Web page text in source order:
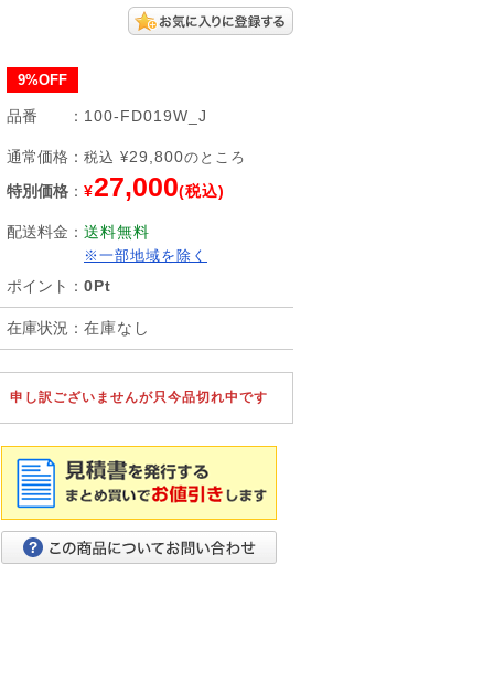
9%OFF
品番 ： 100-FD019W_J
通常価格 ： 税込 ¥29,800のところ
特別価格 ： ¥27,000(税込)
配送料金 ： 送料無料
※一部地域を除く
ポイント ： 0Pt
在庫状況 ： 在庫なし
申し訳ございませんが只今品切れ中です